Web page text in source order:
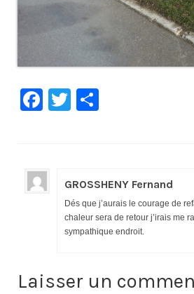
Facebook
Twitter
GROSSHENY Fernand
Dés que j’aurais le courage de
chaleur sera de retour j’irais me
sympathique endroit.
Laisser un